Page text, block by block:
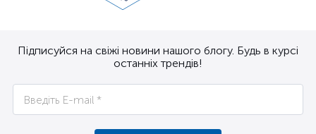
Підписуйся на свіжі новини нашого блогу. Будь в курсі
останніх трендів!